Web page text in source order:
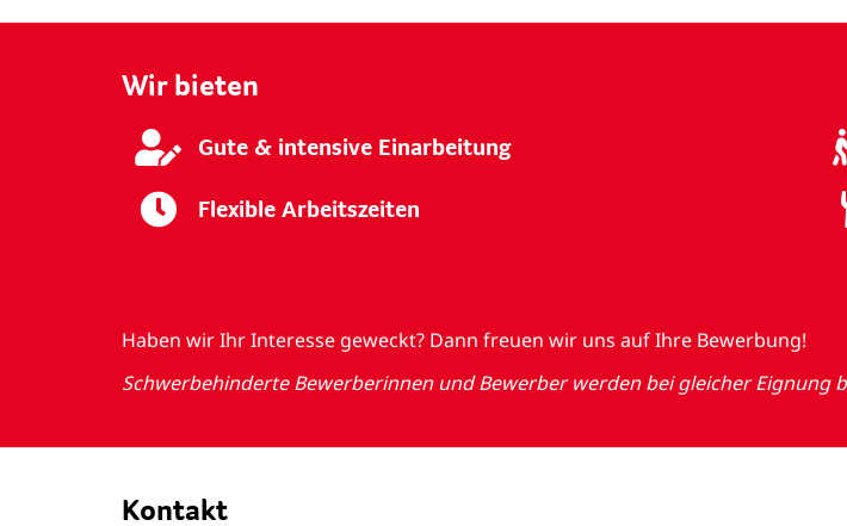
Wir bieten
Gute & intensive Einarbeitung
Flexible Arbeitszeiten
Haben wir Ihr Interesse geweckt? Dann freuen wir uns auf Ihre Bewerbung!
Schwerbehinderte Bewerberinnen und Bewerber werden bei gleicher Eignung
Kontakt